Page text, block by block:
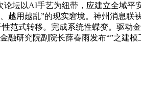
坛以AI手艺为纽带，应建立全域
越用越乱”的现实窘境。神州消息
范式转移。完成系统性蝶变。驱
研究院副院长薛春雨发布“”之建